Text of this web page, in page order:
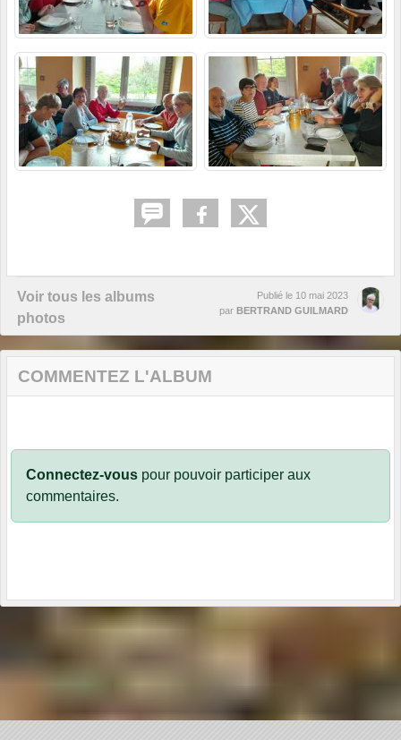
Voir tous les albums
photos
Publié le 10 mai 2023
par BERTRAND GUILMARD
COMMENTEZ L'ALBUM
Connectez-vous pour pouvoir participer aux
commentaires.